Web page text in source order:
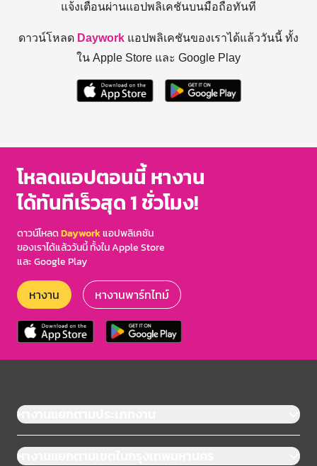
แจ้งเตือนผ่านแอปพลิเคชันบนมือถือทันที
ดาวน์โหลด Daywork แอปพลิเคชันของเราได้แล้ววันนี้ ทั้ง
ใน Apple Store และ Google Play
โหลดแอปตอนนี้ หางาน
ได้ทันทีเร็วสุด 1 ชั่วโมง!
ดาวน์โหลดDayworkแอปพลิเคชัน
ของเราได้แล้ววันนี้ ทั้งใน Apple Store
และ Google Play
หางาน หางานพาร์ทไทม์
หางานแยกตามประเภทงาน
หางานแยกตามเขตในกรุงเทพมหานคร